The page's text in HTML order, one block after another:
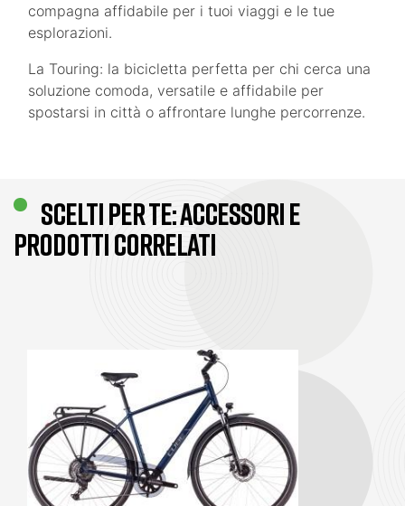
compagna affidabile per i tuoi viaggi e le tue
esplorazioni.
La Touring: la bicicletta perfetta per chi cerca una
soluzione comoda, versatile e affidabile per
spostarsi in città o affrontare lunghe percorrenze.
SCELTI PER TE: ACCESSORI E
PRODOTTI CORRELATI